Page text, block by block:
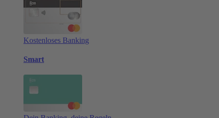
Kostenloses Banking
Smart